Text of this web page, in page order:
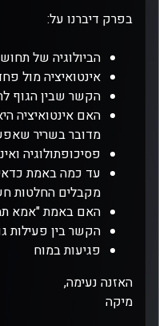
בפרק דיברנו על:
הביולוגיה של
אינטואיציה מול
הקשר שבין הגוף
האם אינטואיציה
מדובר בשריר
פסיכופתולוגיה
עד כמה באמת
מקבלים החלטות
האם באמת "אמא
הקשר בין פעילות
פגיעות במוח
האזנה נעימה,
מיקה